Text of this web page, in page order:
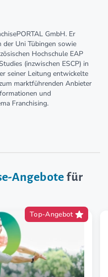
GmbH. Er
der Uni Tübingen sowie
Hochschule EAP
(inzwischen ESCP) in
seiner Leitung entwickelte
marktführenden Anbieter
und
Franchising.
Angebotefür
Top-Angebot